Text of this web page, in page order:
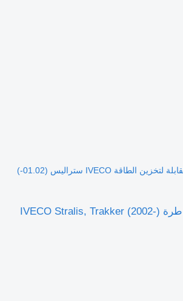
بطاريات المراكم القابلة لتخزين الطاقة IVECO ستراليس (01.02-)